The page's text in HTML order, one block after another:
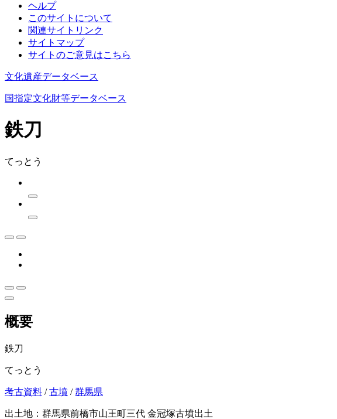
ヘルプ
このサイトについて
関連サイトリンク
サイトマップ
サイトのご意見はこちら
文化遺産データベース
国指定文化財等データベース
鉄刀
てっとう
概要
鉄刀
てっとう
考古資料 /古墳 /群馬県
出土地：群馬県前橋市山王町三代 金冠塚古墳出土